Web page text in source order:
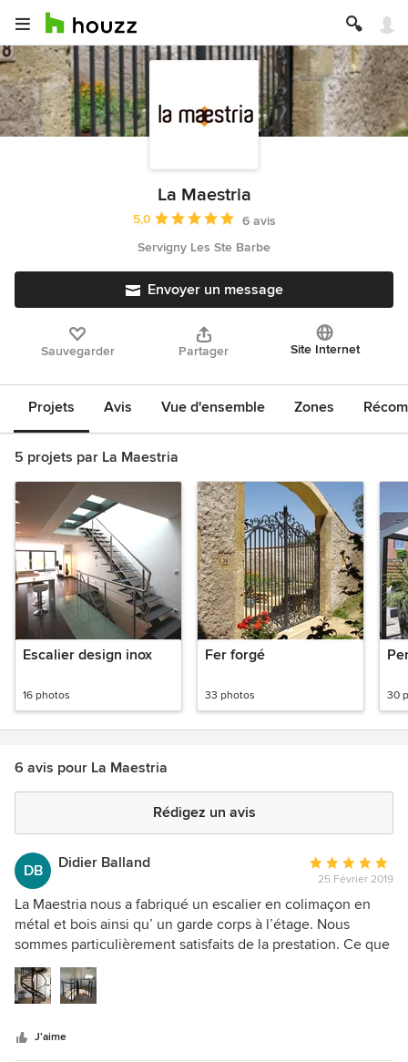
La Maestria
Note moyenne : 5 étoiles sur 5
5,0
6 avis
Servigny Les Ste Barbe
Envoyer un message
Sauvegarder Partager Site Internet
Projets Avis Vue d'ensemble Zones
5 projets par La Maestria
Escalier design inox
16 photos
Fer forgé
33 photos 30
6 avis pour La Maestria
Rédigez un avis
DB Didier Balland
Note
moyenne
:
5
étoiles
25 Février 2019
La Maestria nous a fabriqué un escalier en colimaçon en
métal et bois ainsi qu’ un garde corps à l’étage. Nous
sommes particulièrement satisfaits de la prestation. Ce que
nous avons apprécié : les conseils en début de projet, les
délais respectés et la qualité de la pose et de l’escalier. M.
PIERARD a également réussi à respecter la teinte des
Vraiment de l’excellent travail de bout en bout, nous
J'aime